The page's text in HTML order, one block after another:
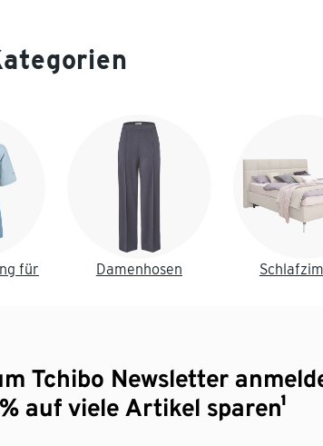
für
Damenhosen
Tchibo Newsletter
auf viele Artikel sparen¹